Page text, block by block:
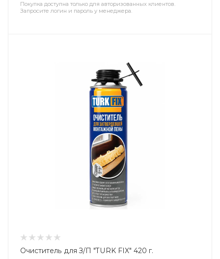
Покупка доступна только для авторизованных клиентов.
Запросите логин и пароль у менеджера.
Очиститель для З/П "TURK FIX" 420 г.